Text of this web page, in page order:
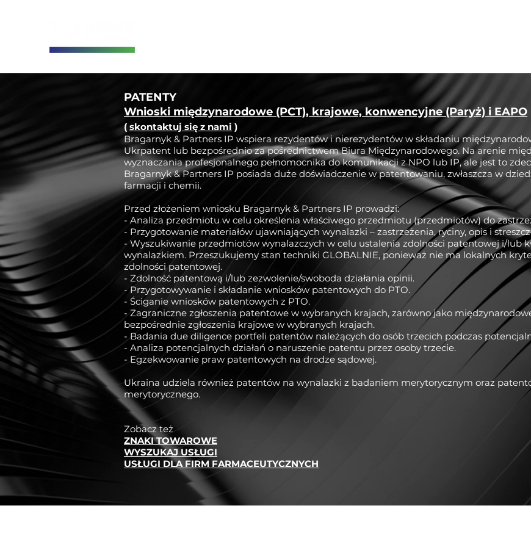
PATENTY
Wnioski międzynarodowe (PCT), krajowe, konwencyjne (Paryż) i EAPO
( skontaktuj się z nami )
Bragarnyk & Partners IP wspiera rezydentów i nierezydentów w składaniu
Ukrpatent lub bezpośrednio za pośrednictwem Biura Międzynarodowego. Na arenie
wyznaczania profesjonalnego pełnomocnika do komunikacji z NPO lub IP, ale jest to
Bragarnyk & Partners IP posiada duże doświadczenie w patentowaniu, zwłaszcza w
farmacji i chemii.
Przed złożeniem wniosku Bragarnyk & Partners IP prowadzi:
- Analiza przedmiotu w celu określenia właściwego przedmiotu (przedmiotów) do
- Przygotowanie materiałów ujawniających wynalazki – zastrzeżenia, ryciny, opis i
- Wyszukiwanie przedmiotów wynalazczych w celu ustalenia zdolności patentowej i/lub
wynalazkiem. Przeszukujemy stan techniki GLOBALNIE, ponieważ nie ma lokalnych
zdolności patentowej.
- Zdolność patentową i/lub zezwolenie/swoboda działania opinii.
- Przygotowywanie i składanie wniosków patentowych do PTO.
- Ściganie wniosków patentowych z PTO.
- Zagraniczne zgłoszenia patentowe w wybranych krajach, zarówno jako
bezpośrednie zgłoszenia krajowe w wybranych krajach.
- Badania due diligence portfeli patentów należących do osób trzecich podczas
- Analiza potencjalnych działań o naruszenie patentu przez osoby trzecie.
- Egzekwowanie praw patentowych na drodze sądowej.
Ukraina udziela również patentów na wynalazki z badaniem merytorycznym oraz
merytorycznego.
Zobacz też
ZNAKI TOWAROWE
WYSZUKAJ USŁUGI
USŁUGI DLA FIRM FARMACEUTYCZNYCH